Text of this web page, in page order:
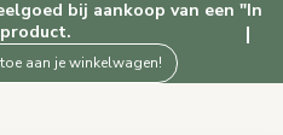
bij aankoop van een "In
aan je winkelwagen!